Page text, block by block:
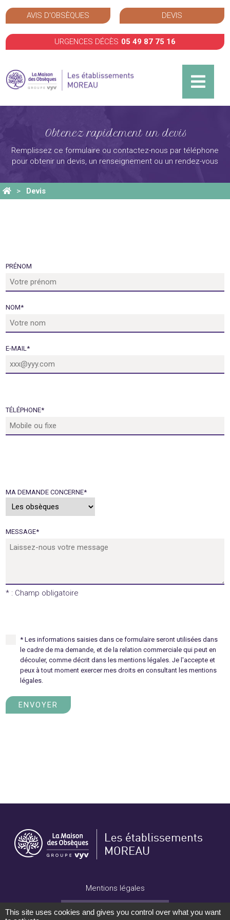
AVIS D'OBSÈQUES
URGENCES DÉCÈS 05 49 87 75 16
DEVIS
Obtenez rapidement un devis
Remplissez ce formulaire ou contactez-nous par téléphone
pour obtenir un devis, un renseignement ou un rendez-vous
Devis
PRÉNOM
NOM*
E-MAIL*
TÉLÉPHONE*
MA DEMANDE CONCERNE*
MESSAGE*
* : Champ obligatoire
* Les informations saisies dans ce formulaire seront utilisées dans
le cadre de ma demande, et de la relation commerciale qui peut en
découler, comme décrit dans les mentions légales. Je l'accepte et
peux à tout moment exercer mes droits en consultant les mentions
légales.
ENVOYER
Mentions légales
CONCEPTION : TABULARASA
This site uses cookies and gives you control over what you want